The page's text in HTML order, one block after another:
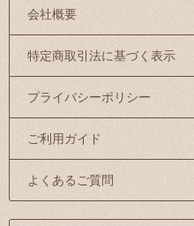
会社概要
特定商取引法に基づく表示
プライバシーポリシー
ご利用ガイド
よくあるご質問